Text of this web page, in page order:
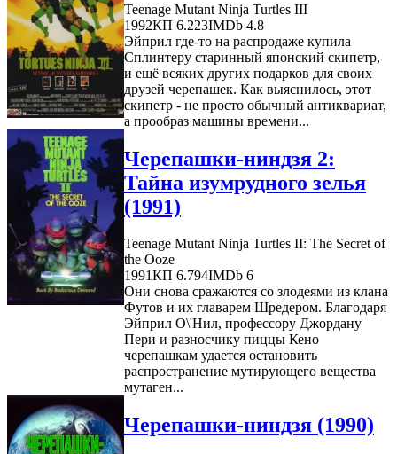
Teenage Mutant Ninja Turtles III
1992КП 6.223IMDb 4.8
Эйприл где-то на распродаже купила
Сплинтеру старинный японский скипетр,
и ещё всяких других подарков для своих
друзей черепашек. Как выяснилось, этот
скипетр - не просто обычный антиквариат,
а прообраз машины времени...
Черепашки-ниндзя 2:
Тайна изумрудного зелья
(1991)
Teenage Mutant Ninja Turtles II: The Secret of
the Ooze
1991КП 6.794IMDb 6
Они снова сражаются со злодеями из клана
Футов и их главарем Шредером. Благодаря
Эйприл О\'Нил, профессору Джордану
Пери и разносчику пиццы Кено
черепашкам удается остановить
распространение мутирующего вещества
мутаген...
Черепашки-ниндзя (1990)